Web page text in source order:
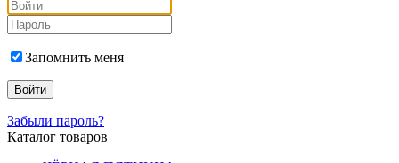
Запомнить меня
Забыли пароль?
Каталог товаров